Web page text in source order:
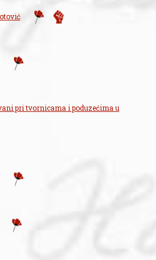
pri tvornicama i poduzećima u